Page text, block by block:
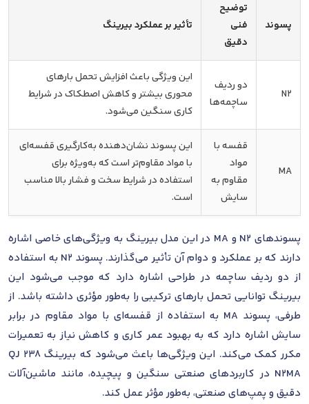
پسوند
توضیح
فنی
دقیق
تأثیر بر عملکرد بیرینگ
N2
دو ردیف
ساچمه‌ها
این ویژگی باعث افزایش تحمل بارهای
محوری بیشتر و کاهش اصطکاک در شرایط
کاری سنگین می‌شود.
MA
قفسه با
مواد
مقاوم به
سایش
این پسوند نشان‌دهنده به‌کارگیری قفسه‌ای
با مواد مقاوم‌تر است که به‌ویژه برای
استفاده در شرایط سخت و فشار بالا مناسب
است.
پسوندهای N2 و MA در این مدل بیرینگ به ویژگی‌های خاصی اشاره
دارند که بر عملکرد و دوام آن تأثیر می‌گذارند. پسوند N2 به استفاده
از دو ردیف ساچمه در طراحی اشاره دارد که موجب می‌شود این
بیرینگ توانایی تحمل بارهای ترکیبی را به‌طور مؤثری داشته باشد. از
طرفی، پسوند MA به استفاده از قفسه‌ای با مواد مقاوم در برابر
سایش اشاره دارد که به بهبود عمر کاری و کاهش نیاز به تعمیرات
مکرر کمک می‌کند. این ویژگی‌ها باعث می‌شود که بیرینگ QJ 238
N2MA در کاربردهای صنعتی سنگین و پیچیده، مانند ماشین‌آلات
دقیق و پمپ‌های صنعتی، به‌طور مؤثر عمل کند.